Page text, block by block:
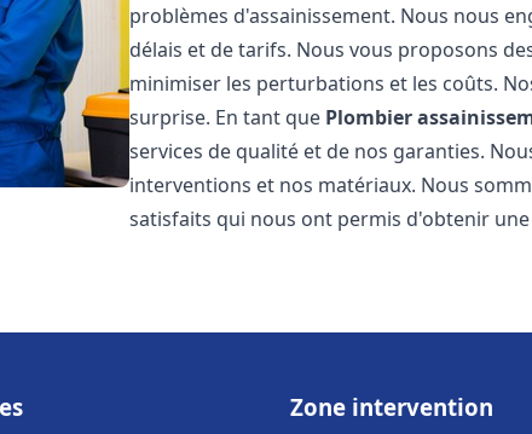
problèmes d'assainissement. Nous nous
délais et de tarifs. Nous vous proposons
minimiser les perturbations et les coûts.
surprise. En tant que Plombier
services de qualité et de nos garanties.
interventions et nos matériaux. Nous
satisfaits qui nous ont permis d'obtenir une
Zone intervention